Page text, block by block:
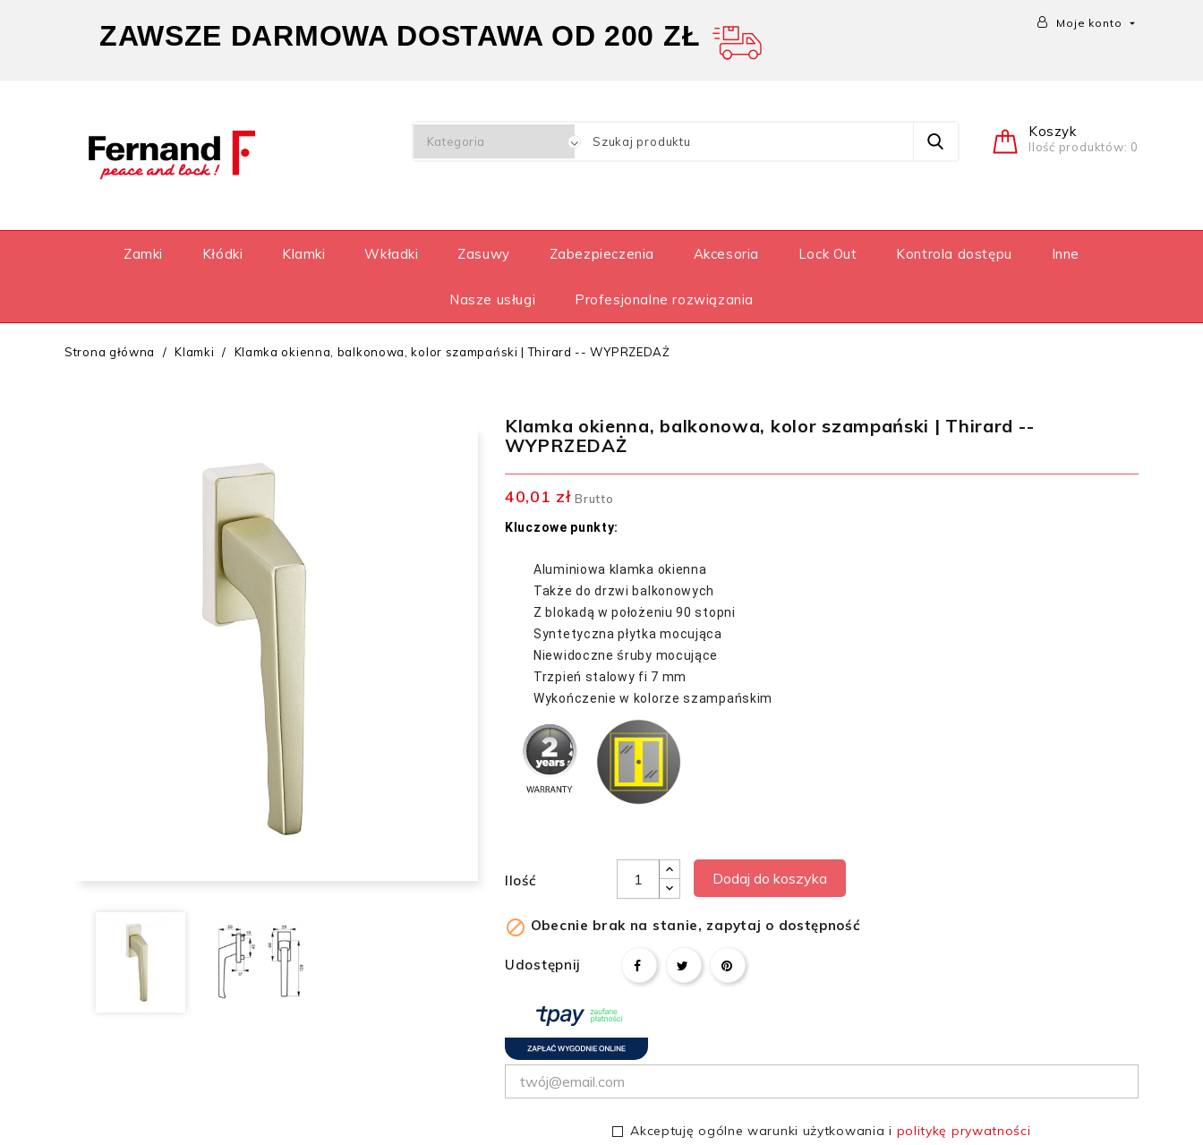
Moje konto 
ZAWSZE DARMOWA DOSTAWA OD 200 ZŁ
Koszyk
Ilość produktów: 0
Zamki Kłódki Klamki Wkładki Zasuwy Zabezpieczenia Akcesoria Lock Out Kontrola dostępu Inne
Nasze usługi Profesjonalne rozwiązania
Strona główna Klamki Klamka okienna, balkonowa, kolor szampański | Thirard -- WYPRZEDAŻ
Klamka okienna, balkonowa, kolor szampański | Thirard --
WYPRZEDAŻ
40,01 zł Brutto
Kluczowe punkty:
Aluminiowa klamka okienna
Także do drzwi balkonowych
Z blokadą w położeniu 90 stopni
Syntetyczna płytka mocująca
Niewidoczne śruby mocujące
Trzpień stalowy fi 7 mm
Wykończenie w kolorze szampańskim
Ilość Dodaj do koszyka
 Obecnie brak na stanie, zapytaj o dostępność
Udostępnij
Akceptuję ogólne warunki użytkowania i politykę prywatności